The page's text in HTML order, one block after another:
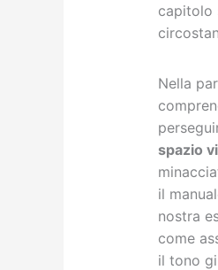
capitolo
Nella
spazio
il
nostra
come
il tono